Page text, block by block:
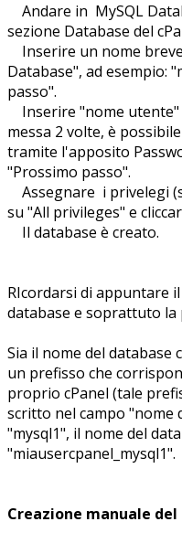
Andare in MySQL
sezione Database del
Inserire un nome
Database", ad esempio:
passo".
Inserire "nome utente"
messa 2 volte, è
tramite l'apposito
"Prossimo passo".
Assegnare i privelegi
su "All privileges" e
Il database è creato.
RIcordarsi di appuntare
database e soprattuto la
Sia il nome del
un prefisso che
proprio cPanel (tale
scritto nel campo "nome
"mysql1", il nome del
"miausercpanel_mysql1".
Creazione manuale